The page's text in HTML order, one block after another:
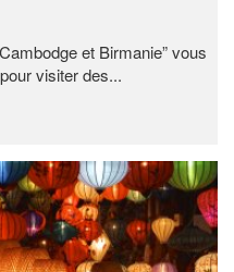
et Birmanie” vous
visiter des...